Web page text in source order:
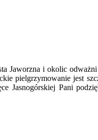
Jaworzna i okolic
pielgrzymowanie jest
Jasnogórskiej Pani